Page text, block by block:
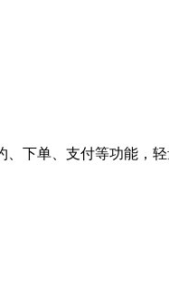
、下单、支付等功能，